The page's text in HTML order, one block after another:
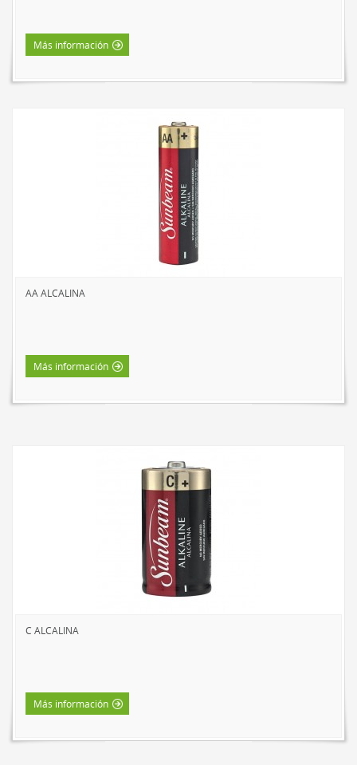
Más información
AA ALCALINA
Más información
C ALCALINA
Más información